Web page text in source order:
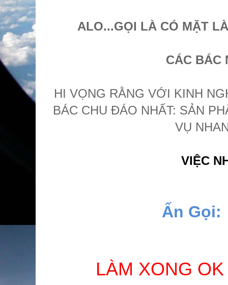
ALO...GỌI LÀ CÓ MẶT
CÁC BÁC
HI VỌNG RẰNG VỚI KINH
BÁC CHU ĐÁO NHẤT: SẢN
VỤ
VIỆC
Ấn Gọi:
LÀM XONG